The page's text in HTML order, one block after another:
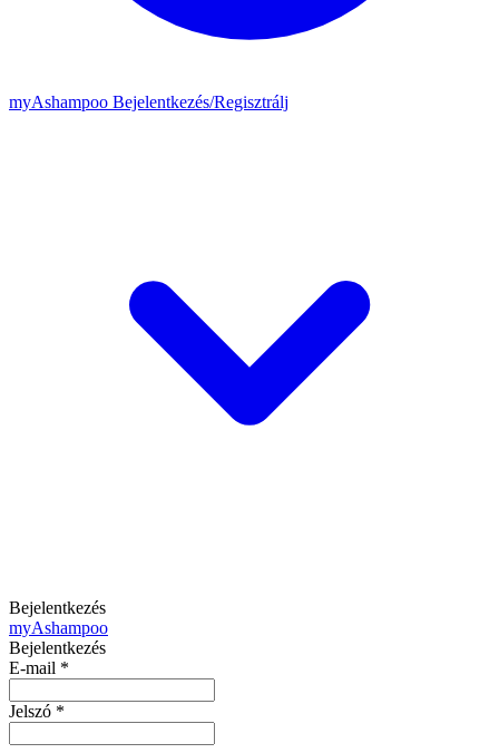
myAshampoo Bejelentkezés/Regisztrálj
Bejelentkezés
myAshampoo
Bejelentkezés
E-mail *
Jelszó *